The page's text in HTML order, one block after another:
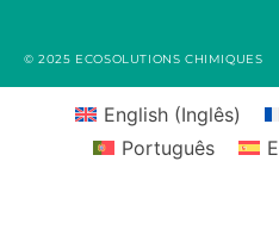
© 2025 ECOSOLUTIONS CHIMIQUES
English (Inglês)
Português